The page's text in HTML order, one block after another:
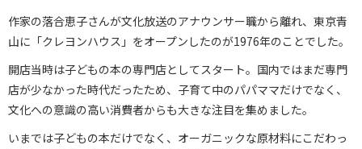
作家の落合恵子さんが文化放送のアナウンサー職から離れ、東京青
山に「クレヨンハウス」をオープンしたのが1976年のことでした。
開店当時は子どもの本の専門店としてスタート。国内ではまだ専門
店が少なかった時代だったため、子育て中のパパママだけでなく、
文化への意識の高い消費者からも大きな注目を集めました。
いまでは子どもの本だけでなく、オーガニックな原材料にこだわっ